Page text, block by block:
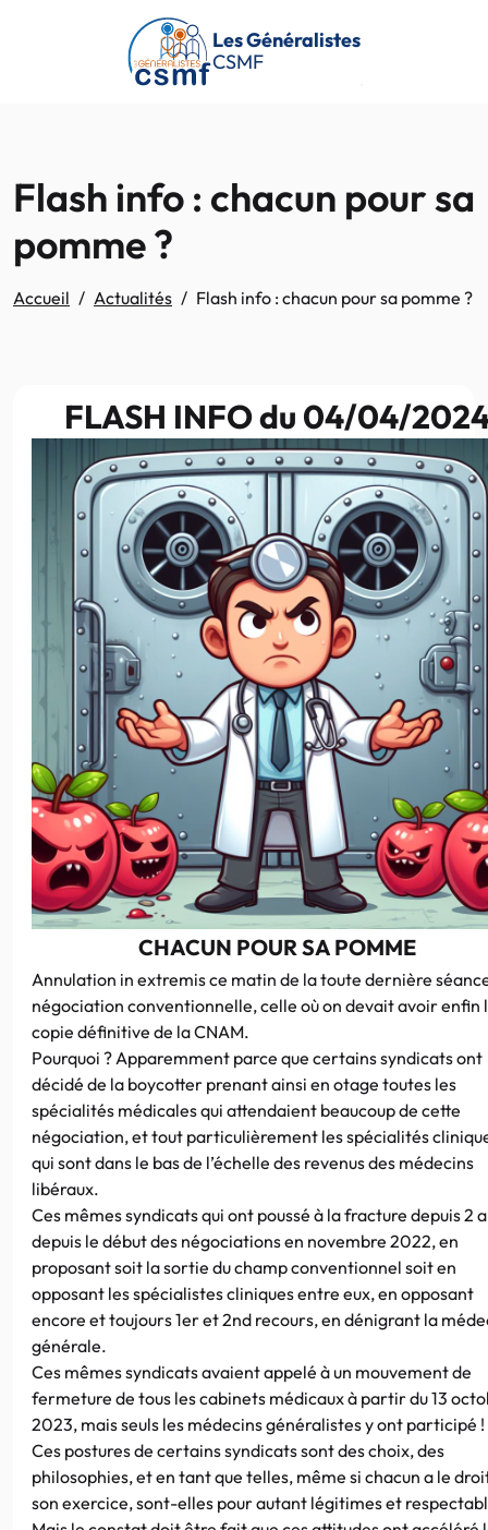
Passer au contenu principal
Les Généralistes
CSMF
Flash info : chacun pour sa
pomme ?
Accueil Actualités Flash info : chacun pour sa pomme ?
FLASH INFO du 04/04/
CHACUN POUR SA POMME
Annulation in extremis ce matin de la toute dernière
négociation conventionnelle, celle où on devait avoir enfin
copie définitive de la CNAM.
Pourquoi ? Apparemment parce que certains syndicats ont
décidé de la boycotter prenant ainsi en otage toutes les
spécialités médicales qui attendaient beaucoup de cette
négociation, et tout particulièrement les spécialités
qui sont dans le bas de l’échelle des revenus des médecins
libéraux.
Ces mêmes syndicats qui ont poussé à la fracture depuis 2
depuis le début des négociations en novembre 2022, en
proposant soit la sortie du champ conventionnel soit en
opposant les spécialistes cliniques entre eux, en opposant
encore et toujours 1er et 2nd recours, en dénigrant la
générale.
Ces mêmes syndicats avaient appelé à un mouvement de
fermeture de tous les cabinets médicaux à partir du 13
2023, mais seuls les médecins généralistes y ont participé !
Ces postures de certains syndicats sont des choix, des
philosophies, et en tant que telles, même si chacun a le
son exercice, sont-elles pour autant légitimes et